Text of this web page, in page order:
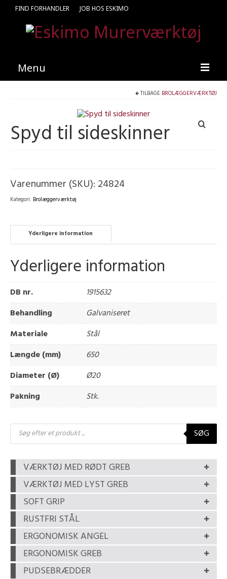
FIND FORHANDLER JOB HOS ESKIMO
Menu
Kataloger
Find en medarbejder
TILBAGE BROLÆGGERVÆRKTØJ
Spyd til sideskinner
Varenummer (SKU): 24824
Kategori: Brolæggerværktøj
Yderligere information
Yderligere information
DB nr.
1915632
Behandling
Galvaniseret
Materiale
Stål
Længde (mm)
650
Diameter (Ø)
Ø20
Pakning
Stk.
Products
search SØG
VÆRKTØJ MED RØDT GREB
VÆRKTØJ MED LYST GREB
SOFT GRIP
RUSTFRI STÅL
ERGONOMISK ANGEL
ERGONOMISK GREB
PUDSEBRÆDDER